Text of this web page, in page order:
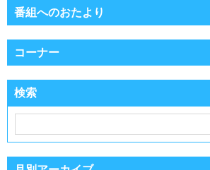
番組へのおたより
コーナー
検索